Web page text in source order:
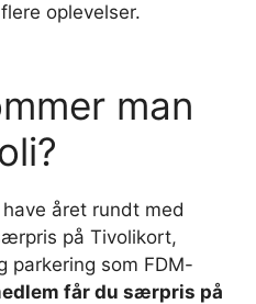
oplevelser.
man
året rundt med
på Tivolikort,
parkering som FDM-
får du særpris på